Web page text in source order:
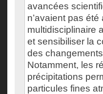
avancées
n’avaient pas
multidisciplinaire
et sensibiliser la
des
Notamment, les
précipitations
particules fines